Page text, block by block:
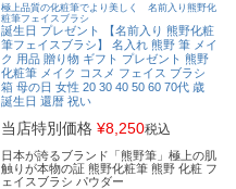
極上品質の化粧筆でより美しく 名前入り熊野化
粧筆フェイスブラシ
誕生日 プレゼント 【名前入り 熊野化粧
筆フェイスブラシ】 名入れ 熊野 筆 メイ
ク 用品 贈り物 ギフト プレゼント 熊野
化粧筆 メイク コスメ フェイス ブラシ
箱 母の日 女性 20 30 40 50 60 70代 歳
誕生日 還暦 祝い
当店特別価格 ¥8,250税込
日本が誇るブランド「熊野筆」極上の肌
触りが本物の証 熊野化粧筆 熊野 化粧 フ
ェイスブラシ パウダー